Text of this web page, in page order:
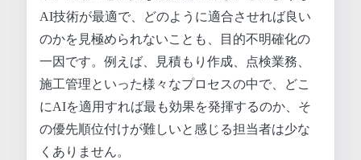
AI技術が最適で、どのように適合させれば良い
のかを見極められないことも、目的不明確化の
一因です。例えば、見積もり作成、点検業務、
施工管理といった様々なプロセスの中で、どこ
にAIを適用すれば最も効果を発揮するのか、そ
の優先順位付けが難しいと感じる担当者は少な
くありません。